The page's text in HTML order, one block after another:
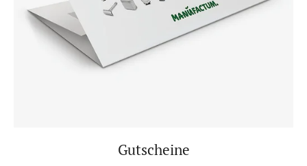
Gutscheine